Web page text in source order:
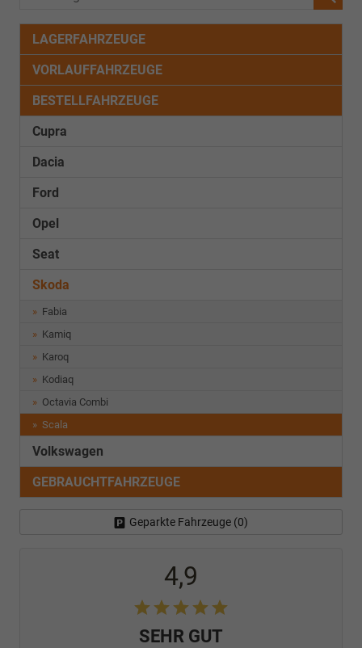
LAGERFAHRZEUGE
VORLAUFFAHRZEUGE
BESTELLFAHRZEUGE
Cupra
Dacia
Ford
Opel
Seat
Skoda
Fabia
Kamiq
Karoq
Kodiaq
Octavia Combi
Scala
Volkswagen
GEBRAUCHTFAHRZEUGE
Geparkte Fahrzeuge (0)
4,9
SEHR GUT